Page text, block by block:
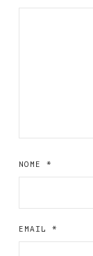
NOME *
EMAIL *